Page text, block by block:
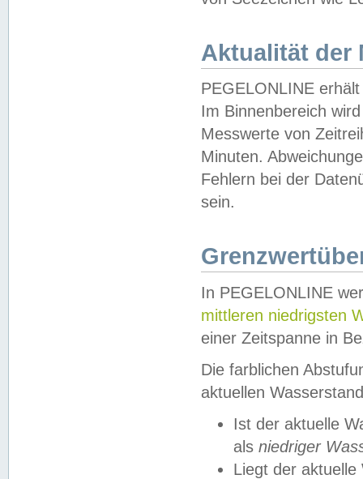
Aktualität der
PEGELONLINE
Im Binnenbereich
Messwerte von
Minuten.
Fehlern bei der
sein.
In PEGELONLINE
mittleren niedrigsten
einer Zeitspanne in
Die farblichen
aktuellen
Ist der aktuelle
als niedriger
Liegt der